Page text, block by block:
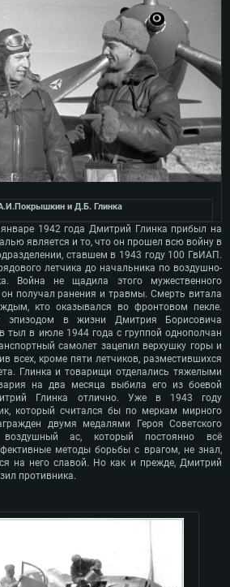
и Д.Б. Глинка
1942 года Дмитрий Глинка прибыл на
является и то, что он прошел всю войну в
ставшем в 1943 году 100 ГвИАП.
летчика до начальника по воздушно-
Война не щадила этого мужественного
получал ранения и травмы. Смерть витала
кто оказывался во фронтовом пекле.
в жизни Дмитрия Борисовича
тыл в июле 1944 года с группой однополчан
самолет зацепил верхушку горы и
всех, кроме пяти летчиков, разместившихся
Глинка и товарищи отделались тяжелыми
на два месяца выбила его из боевой
Глинка отлично. Уже в 1943 году
который считался бы по меркам мирного
двумя медалями Героя Советского
ас, который постоянно всё
методы борьбы с врагом, не знал,
на него славой. Но как и прежде, Дмитрий
противника.